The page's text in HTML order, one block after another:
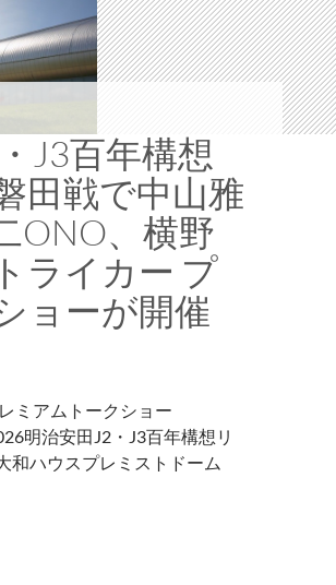
シ
ャ
ル
テ
ー
ジ
イ
ベ
ン
に
桐
耶
選
J3百年構想
田戦で中山雅
ONO、横野
ライカー プ
ョーが開催
ミアムトークショー
明治安田J2・J3百年構想リ
和ハウスプレミストドーム